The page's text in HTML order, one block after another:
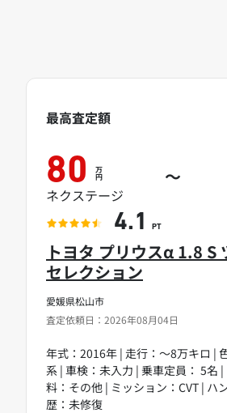
愛媛県松山市
査定依頼日：2026年08月04日
トヨタ プリウスα 1.8 S
セレクション
年式：2016年 | 走行：～8万キロ |
系 | 車検：未入力 | 乗車定員： 5名
料：その他 | ミッション：CVT | ハ
歴：未修復
最高査定額
80 万
円 ～
ネクステージ
4.1 PT